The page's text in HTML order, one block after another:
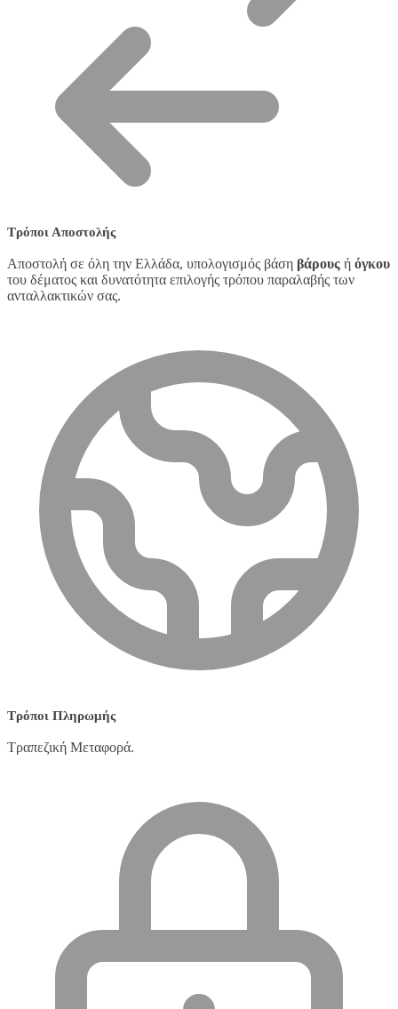
Τρόποι Αποστολής
Αποστολή σε όλη την Ελλάδα, υπολογισμός βάση βάρους ή όγκου
του δέματος και δυνατότητα επιλογής τρόπου παραλαβής των
ανταλλακτικών σας.
Τρόποι Πληρωμής
Τραπεζική Μεταφορά.